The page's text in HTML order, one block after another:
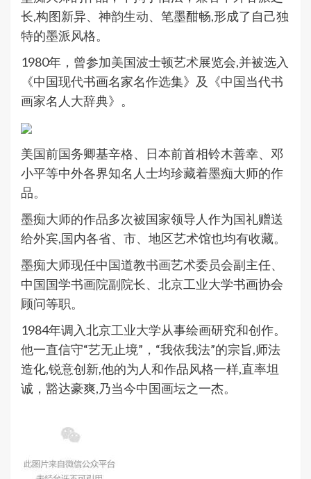
长,构图新异、神韵生动、笔墨酣畅,形成了自己独
特的墨派风格。
1980年，曾参加美国波士顿艺术展览会,并被选入
《中国现代书画名家名作选集》及《中国当代书
画家名人大辞典》。
美国前国务卿基辛格、日本前首相铃木善幸、邓
小平等中外各界知名人士均珍藏着墨痴大师的作
品。
墨痴大师的作品多次被国家领导人作为国礼赠送
给外宾,国内各省、市、地区艺术馆也均有收藏。
墨痴大师现任中国道教书画艺术委员会副主任、
中国国学书画院副院长、北京工业大学书画协会
顾问等职。
1984年调入北京工业大学从事绘画研究和创作。
他一直信守“艺无止境”，“我依我法”的宗旨,师法
造化,锐意创新,他的为人和作品风格一样,直率坦
诚，豁达豪爽,乃当今中国画坛之一杰。